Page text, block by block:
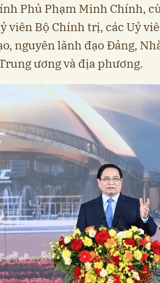
Phủ Phạm Minh Chính,
viên Bộ Chính trị, các Uỷ
nguyên lãnh đạo Đảng,
ương và địa phương.